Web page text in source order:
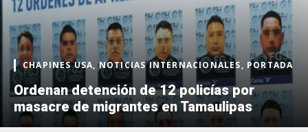
CHAPINES USA, NOTICIAS INTERNACIONALES, PORTADA
Ordenan detención de 12 policías por
masacre de migrantes en Tamaulipas